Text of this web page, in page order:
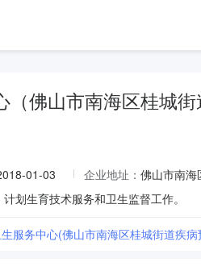
佛山市南海区桂城街
01-03 企业地址： 佛山市南海
划生育技术服务和卫生监督工作。
服务中心(佛山市南海区桂城街道疾